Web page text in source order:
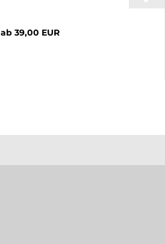
ab 39,00 EUR